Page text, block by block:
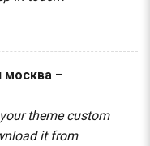
москва –
theme custom
it from